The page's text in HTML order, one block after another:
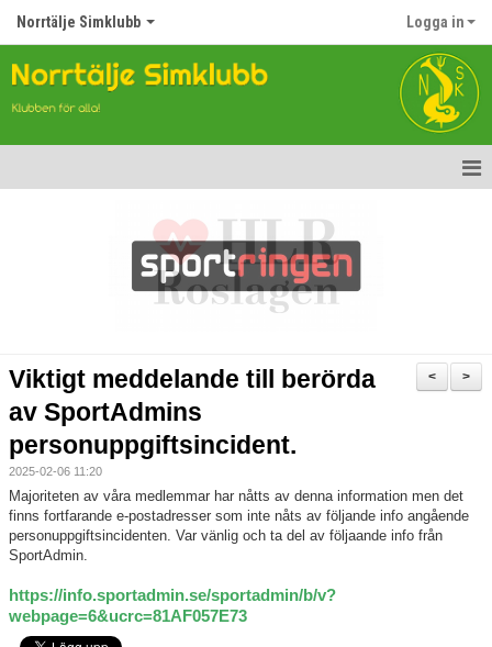
Norrtälje Simklubb Logga in
Topp Tolv
Anmälan till Simklubben
Våra tävlingar
Klubbkollektion
>
<
Viktigt meddelande till berörda
av SportAdmins
personuppgiftsincident.
2025-02-06 11:20
Majoriteten av våra medlemmar har nåtts av denna information men det
finns fortfarande e-postadresser som inte nåts av följande info angående
personuppgiftsincidenten. Var vänlig och ta del av följaande info från
SportAdmin.
https://info.sportadmin.se/sportadmin/b/v?
webpage=6&ucrc=81AF057E73